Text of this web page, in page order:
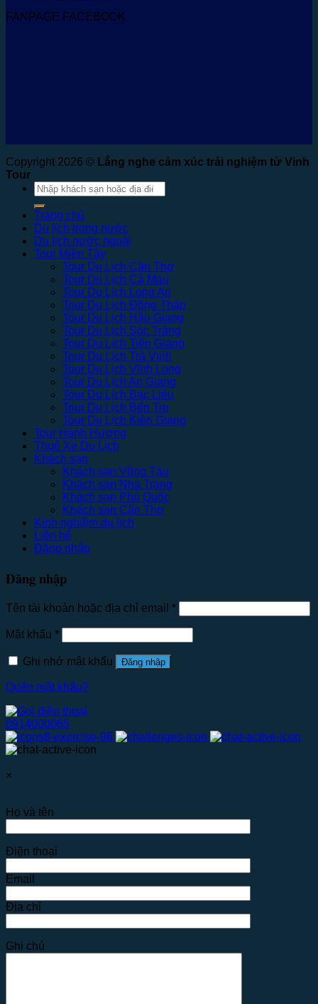
FANPAGE FACEBOOK
Copyright 2026 © Lắng nghe cảm xúc trải nghiệm từ Vinh
Tour
Tìm
kiếm:
Trang chủ
Du lịch trong nước
Du lịch nước ngoài
Tour Miền Tây
Tour Du Lịch Cần Thơ
Tour Du Lịch Cà Mau
Tour Du Lịch Long An
Tour Du Lịch Đồng Tháp
Tour Du Lịch Hậu Giang
Tour Du Lịch Sóc Trăng
Tour Du Lịch Tiền Giang
Tour Du Lịch Trà Vinh
Tour Du Lịch Vĩnh Long
Tour Du Lịch An Giang
Tour Du Lịch Bạc Liêu
Tour Du Lịch Bến Tre
Tour Du Lịch Kiên Giang
Tour Hành Hương
Thuê Xe Du Lịch
Khách sạn
Khách sạn Vũng Tàu
Khách sạn Nha Trang
Khách sạn Phú Quốc
Khách sạn Cần Thơ
Kinh nghiệm du lịch
Liên hệ
Đăng nhập
Đăng nhập
Tên tài khoản hoặc địa chỉ email *
Mật khẩu *
Ghi nhớ mật khẩu Đăng nhập
Quên mật khẩu?
0914000065
×
Họ và tên
Điện thoại
Email
Địa chỉ
Ghi chú